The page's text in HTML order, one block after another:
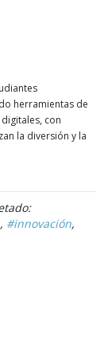
herramientas de
con
la diversión y la
, #innovación,